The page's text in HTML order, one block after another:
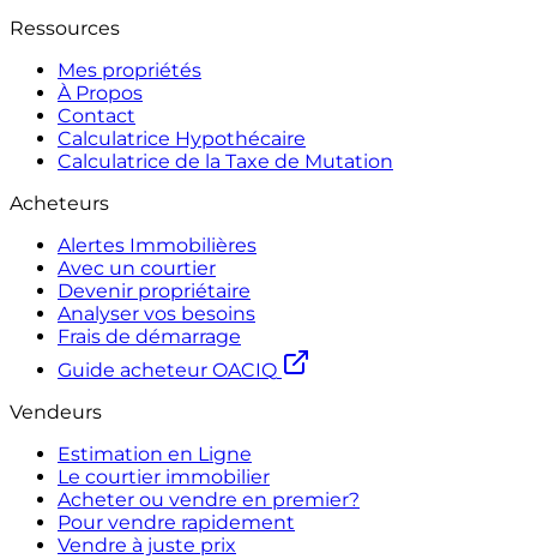
Ressources
Mes propriétés
À Propos
Contact
Calculatrice Hypothécaire
Calculatrice de la Taxe de Mutation
Acheteurs
Alertes Immobilières
Avec un courtier
Devenir propriétaire
Analyser vos besoins
Frais de démarrage
Guide acheteur OACIQ
Vendeurs
Estimation en Ligne
Le courtier immobilier
Acheter ou vendre en premier?
Pour vendre rapidement
Vendre à juste prix